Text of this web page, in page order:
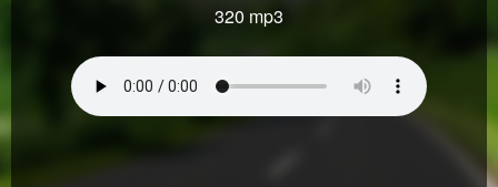
320 mp3